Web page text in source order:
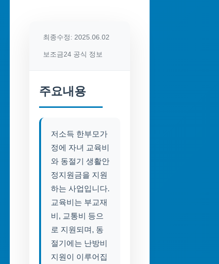
최종수정: 2025.06.02
보조금24 공식 정보
주요내용
저소득 한부모가
정에 자녀 교육비
와 동절기 생활안
정지원금을 지원
하는 사업입니다.
교육비는 부교재
비, 교통비 등으
로 지원되며, 동
절기에는 난방비
지원이 이루어집